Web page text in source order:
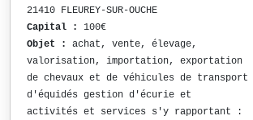
21410 FLEUREY-SUR-OUCHE
Capital :
100€
Objet :
achat, vente, élevage,
valorisation, importation, exportation
de chevaux et de véhicules de transport
d'équidés gestion d'écurie et
activités et services s'y rapportant :